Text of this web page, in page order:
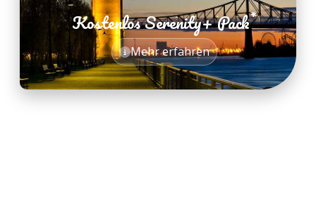
*
Kostenlos Serenity+ Pack*
Mehr erfahren